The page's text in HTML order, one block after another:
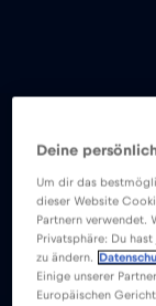
प्रश्न
Deine
Um dir das
dieser Website
Partnern verwendet.
Privatsphäre: Du
zu ändern.
Einige unserer
Europäischen